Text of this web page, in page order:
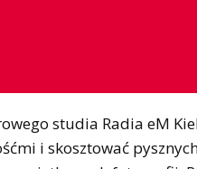
studia Radia eM
i skosztować